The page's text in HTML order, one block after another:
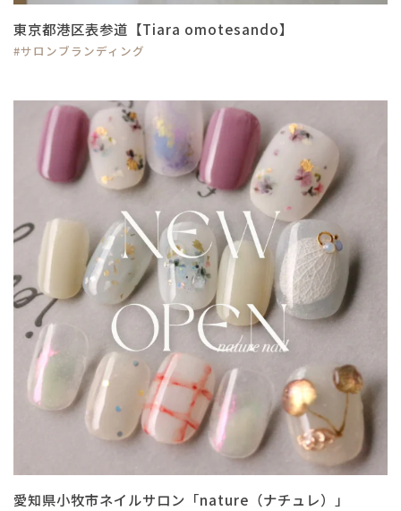
東京都港区表参道【Tiara omotesando】
#サロンブランディング
愛知県小牧市ネイルサロン「nature（ナチュレ）」